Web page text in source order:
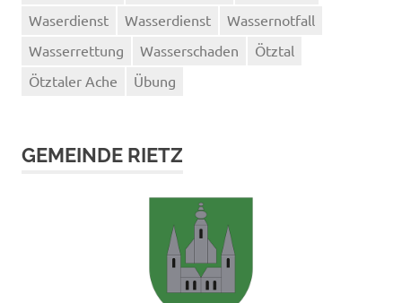
Waserdienst
Wasserdienst
Wassernotfall
Wasserrettung
Wasserschaden
Ötztal
Ötztaler Ache
Übung
GEMEINDE RIETZ